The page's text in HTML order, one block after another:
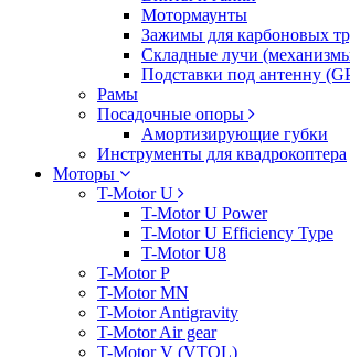
Мотормаунты
Зажимы для карбоновых
Складные лучи
Подставки под антенну
Рамы
Посадочные опоры
Амортизирующие губки
Инструменты для квадрокоптера
Моторы
T-Motor U
T-Motor U Power
T-Motor U Efficiency Type
T-Motor U8
T-Motor P
T-Motor MN
T-Motor Antigravity
T-Motor Air gear
T-Motor V (VTOL)